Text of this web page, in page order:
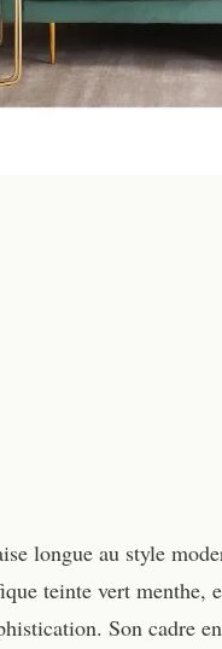
longue au style
teinte vert menthe,
Son cadre